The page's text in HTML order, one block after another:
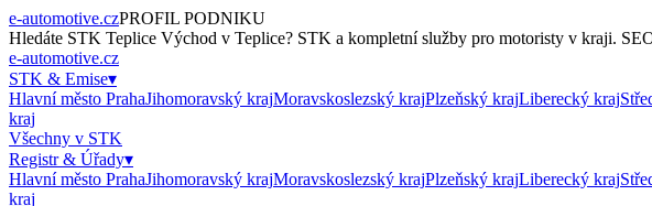
e-automotive.czPROFIL PODNIKU
Hledáte STK Teplice Východ v Teplice? STK a kompletní služby pro motoristy v kraji.
e-automotive.cz
STK & Emise▾
Hlavní město PrahaJihomoravský krajMoravskoslezský krajPlzeňský krajLiberecký kraj
kraj
Všechny v STK
Registr & Úřady▾
Hlavní město PrahaJihomoravský krajMoravskoslezský krajPlzeňský krajLiberecký kraj
kraj